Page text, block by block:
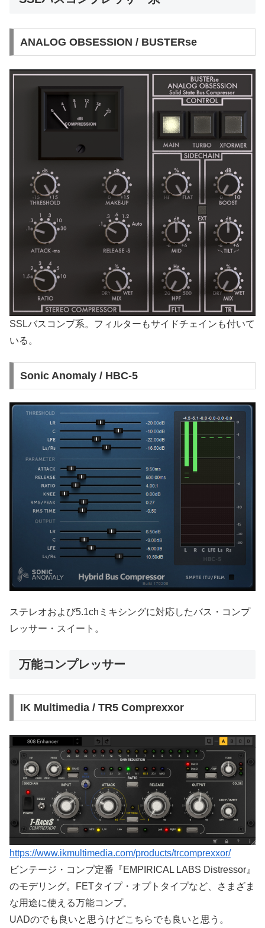
ANALOG OBSESSION / BUSTERse
SSLバスコンプ系。フィルターもサイドチェインも付いて
いる。
Sonic Anomaly / HBC-5
ステレオおよび5.1chミキシングに対応したバス・コンプ
レッサー・スイート。
万能コンプレッサー
IK Multimedia / TR5 Comprexxor
https://www.ikmultimedia.com/products/trcomprexxor/
ビンテージ・コンプ定番『EMPIRICAL LABS Distressor』
のモデリング。FETタイプ・オプトタイプなど、さまざま
な用途に使える万能コンプ。
UADのでも良いと思うけどこちらでも良いと思う。